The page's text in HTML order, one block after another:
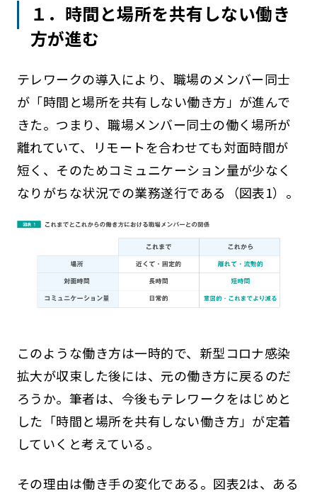
１．時間と場所を共有しない働き
方が進む
テレワークの導入により、職場のメンバー同士
が「時間と場所を共有しない働き方」が進んで
きた。つまり、職場メンバー同士の働く場所が
離れていて、リモートを合わせても対面時間が
短く、そのためコミュニケーション量が少なく
なりがちな状況での業務遂行である（図表1）。
このような働き方は一時的で、新型コロナ感染
拡大が収束した後には、元の働き方に戻るのだ
ろうか。筆者は、今後もテレワークをはじめと
した「時間と場所を共有しない働き方」が定着
していくと考えている。
その理由は働き手の変化である。図表2は、ある